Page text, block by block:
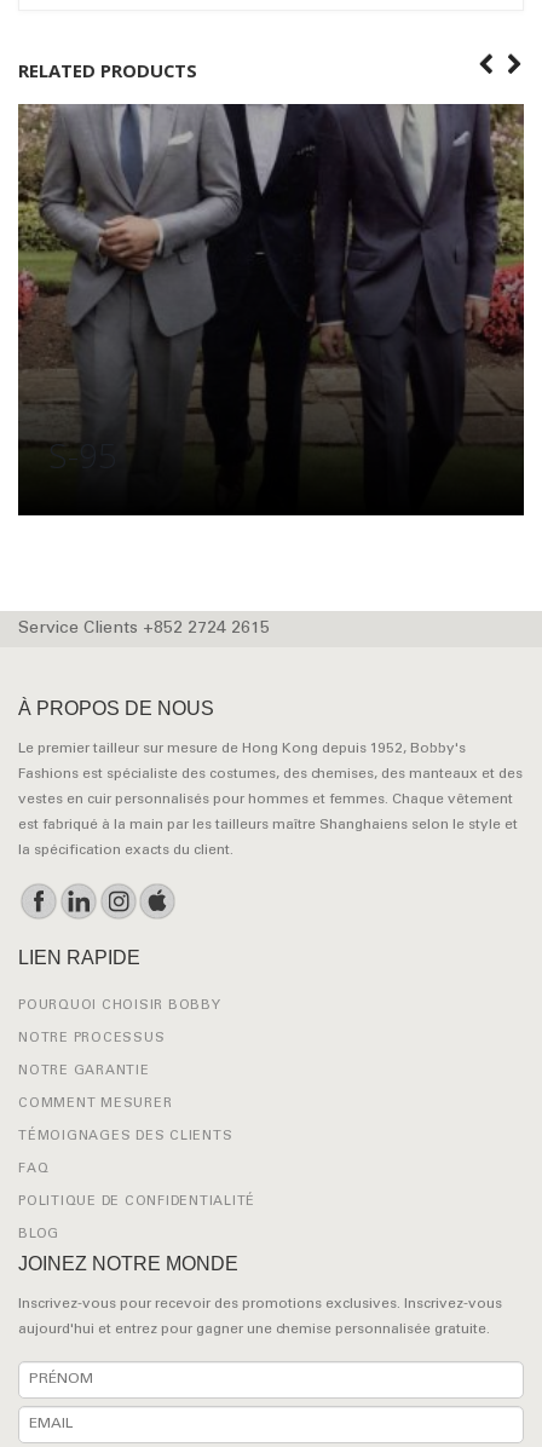
RELATED PRODUCTS
S-95
Service Clients +852 2724 2615
À PROPOS DE NOUS
Le premier tailleur sur mesure de Hong Kong depuis 1952, Bobby's
Fashions est spécialiste des costumes, des chemises, des manteaux et des
vestes en cuir personnalisés pour hommes et femmes. Chaque vêtement
est fabriqué à la main par les tailleurs maître Shanghaiens selon le style et
la spécification exacts du client.
LIEN RAPIDE
POURQUOI CHOISIR BOBBY
NOTRE PROCESSUS
NOTRE GARANTIE
COMMENT MESURER
TÉMOIGNAGES DES CLIENTS
FAQ
POLITIQUE DE CONFIDENTIALITÉ
BLOG
JOINEZ NOTRE MONDE
Inscrivez-vous pour recevoir des promotions exclusives. Inscrivez-vous
aujourd'hui et entrez pour gagner une chemise personnalisée gratuite.